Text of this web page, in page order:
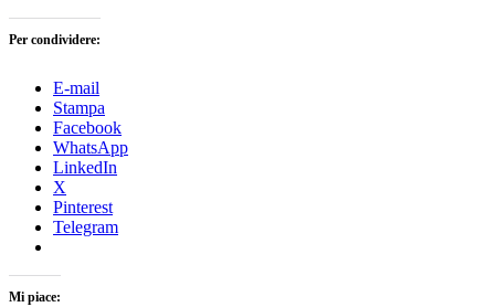
Per condividere:
E-mail
Stampa
Facebook
WhatsApp
LinkedIn
X
Pinterest
Telegram
Mi piace: